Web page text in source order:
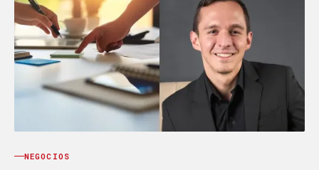
NEGOCIOS